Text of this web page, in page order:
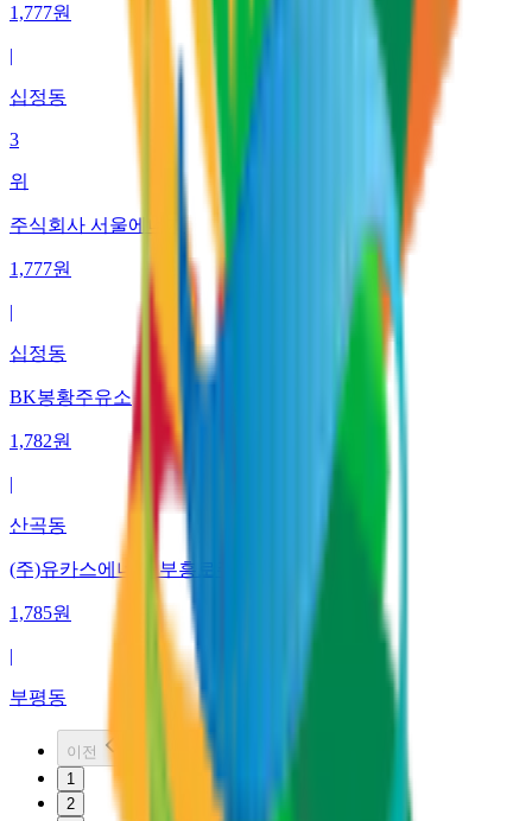
1,777원
|
십정동
3
위
주식회사 서울에너지
1,777원
|
십정동
BK봉황주유소
1,782원
|
산곡동
(주)유카스에너지 부흥로주유소
1,785원
|
부평동
이전
1
2